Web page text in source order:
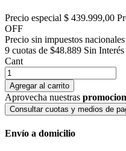
Precio especial $ 439.999,00
OFF
Precio sin impuestos
9 cuotas de $48.889 Sin Interés
Cant
Agregar al carrito
Aprovecha nuestras
Consultar cuotas y medios de
Envío a domicilio